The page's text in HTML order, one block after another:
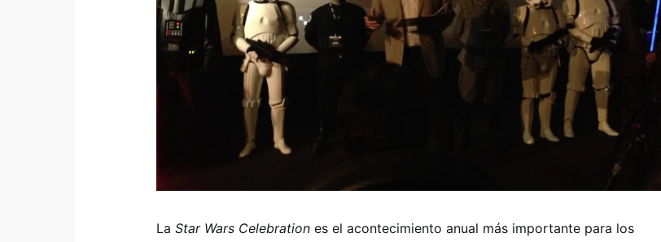
La Star Wars Celebration es el acontecimiento anual más importante para los